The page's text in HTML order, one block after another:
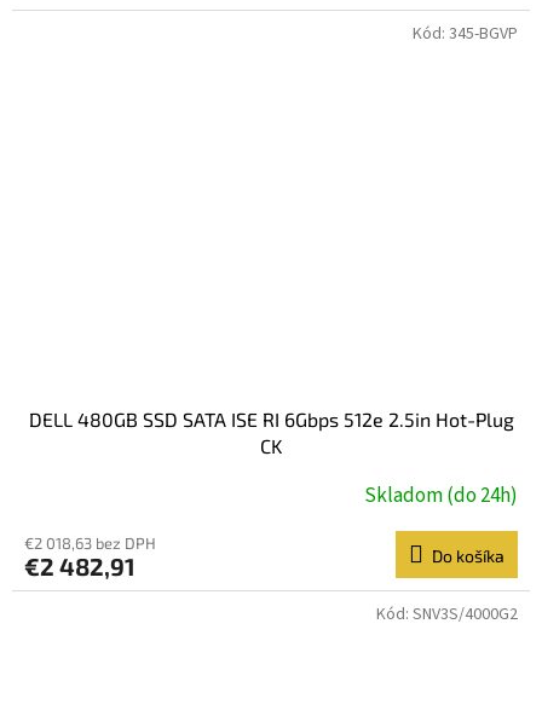
DELL 480GB SSD SATA ISE RI 6Gbps 512e 2.5in Hot-Plug
CK
Skladom (do 24h)
€2 018,63 bez DPH
€2 482,91 Do košíka
Kód: 345-BGVP
Kód: SNV3S/4000G2